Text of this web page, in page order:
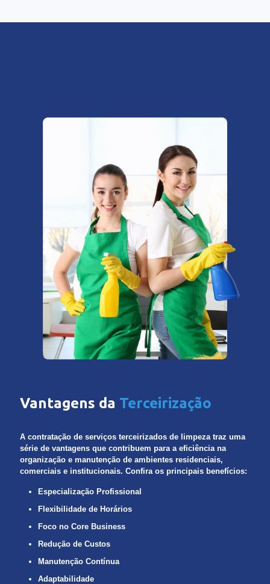
Vantagens da Terceirização
A contratação de serviços terceirizados de limpeza traz uma
série de vantagens que contribuem para a eficiência na
organização e manutenção de ambientes residenciais,
comerciais e institucionais. Confira os principais benefícios:
Especialização Profissional
Flexibilidade de Horários
Foco no Core Business
Redução de Custos
Manutenção Contínua
Adaptabilidade